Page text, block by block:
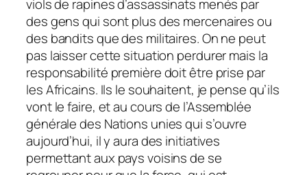
viols de rapines d’assassinats menés par
des gens qui sont plus des mercenaires ou
des bandits que des militaires. On ne peut
pas laisser cette situation perdurer mais la
responsabilité première doit être prise par
les Africains. Ils le souhaitent, je pense qu’ils
vont le faire, et au cours de l’Assemblée
générale des Nations unies qui s’ouvre
aujourd’hui, il y aura des initiatives
permettant aux pays voisins de se